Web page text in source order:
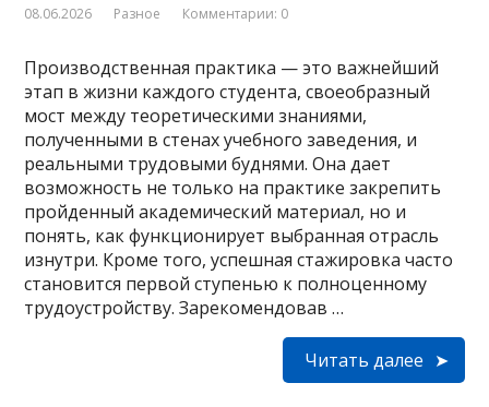
08.06.2026 Разное Комментарии: 0
Производственная практика — это важнейший
этап в жизни каждого студента, своеобразный
мост между теоретическими знаниями,
полученными в стенах учебного заведения, и
реальными трудовыми буднями. Она дает
возможность не только на практике закрепить
пройденный академический материал, но и
понять, как функционирует выбранная отрасль
изнутри. Кроме того, успешная стажировка часто
становится первой ступенью к полноценному
трудоустройству. Зарекомендовав …
Читать далее